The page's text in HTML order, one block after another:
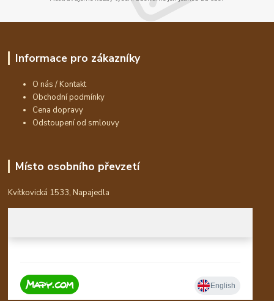
Informace pro zákazníky
O nás / Kontakt
Obchodní podmínky
Cena dopravy
Odstoupení od smlouvy
Místo osobního převzetí
Kvítkovická 1533, Napajedla